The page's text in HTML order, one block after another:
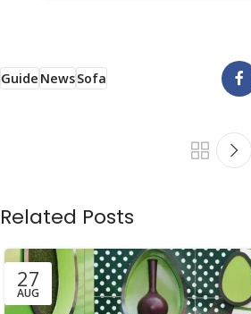
GuideNewsSofa
Related Posts
27
AUG